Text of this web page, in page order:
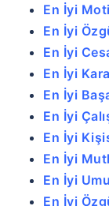
En İyi
En İyi
En İyi
En İyi
En İyi
En İyi
En İyi
En İyi
En İyi
En İyi